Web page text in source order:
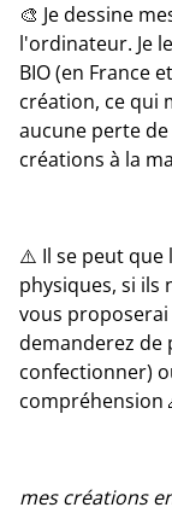
🎨 Je dessine
l'ordinateur. Je
BIO (en France
création, ce qui
aucune perte
créations à la
⚠️ Il se peut que
physiques, si ils
vous
demanderez de
confectionner)
compréhension
mes créations